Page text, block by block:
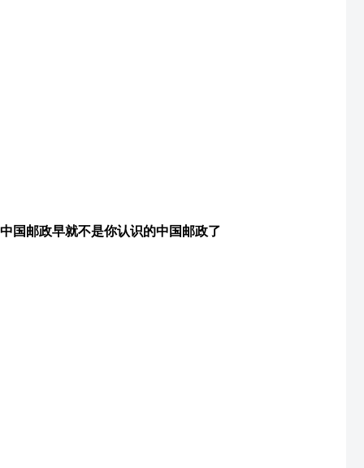
中国邮政早就不是你认识的中国邮政了